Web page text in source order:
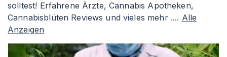
solltest! Erfahrene Ärzte, Cannabis Apotheken,
Cannabisblüten Reviews und vieles mehr .... Alle
Anzeigen